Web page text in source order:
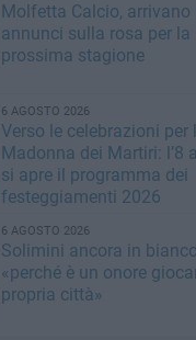
Molfetta Calcio, arrivano
annunci sulla rosa per la
prossima stagione
6 AGOSTO 2026
Verso le celebrazioni per
Madonna dei Martiri: l’8
si apre il programma dei
festeggiamenti 2026
6 AGOSTO 2026
Solimini ancora in
«perché è un onore
propria città»